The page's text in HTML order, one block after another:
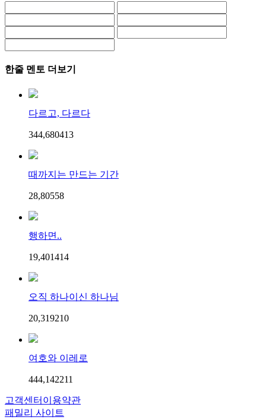
한줄 멘토 더보기
다르고, 다르다
344,680413
때까지는 만드는 기간
28,80558
행하면..
19,401414
오직 하나이신 하나님
20,319210
여호와 이레로
444,142211
고객센터 이용약관
패밀리 사이트